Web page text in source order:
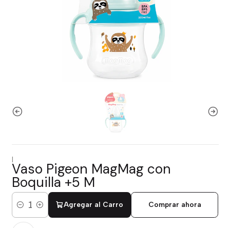
Vaso Pigeon MagMag con
Boquilla +5 M
Cantidad
Agregar al Carro Comprar ahora